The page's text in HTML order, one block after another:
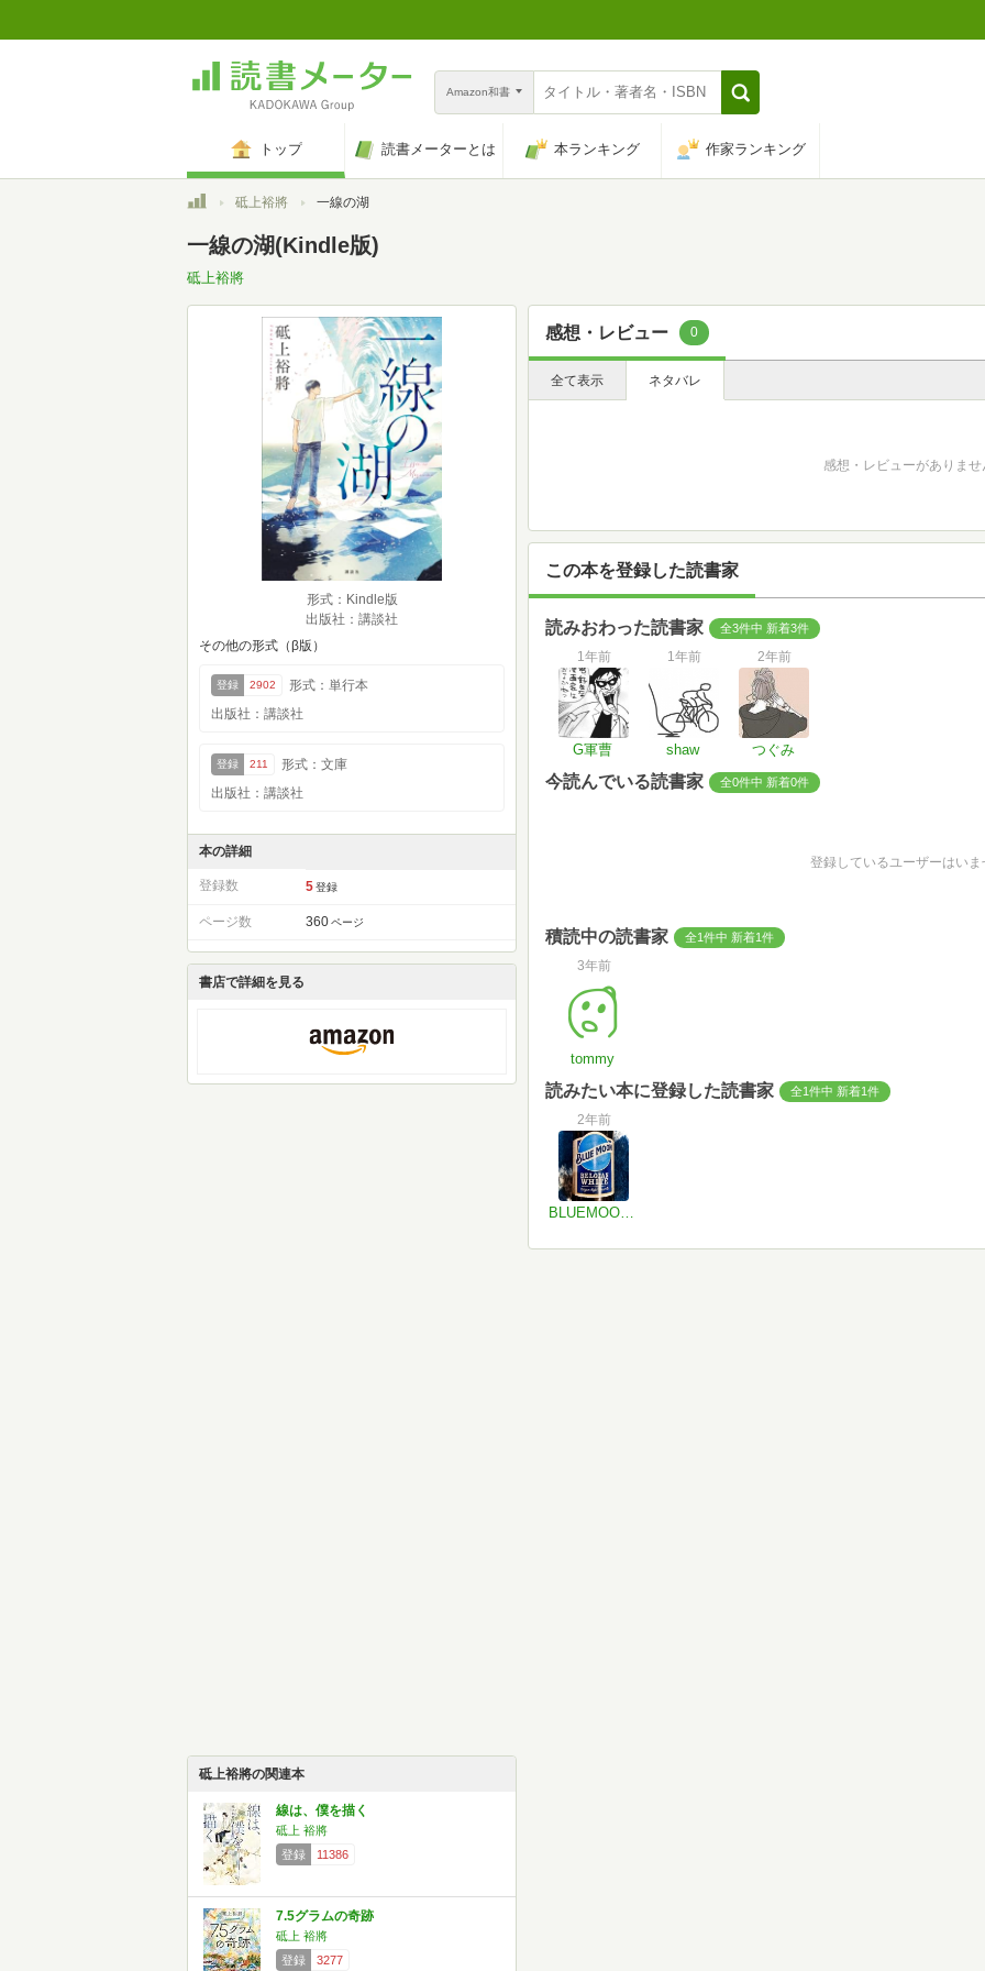
Amazon和書
トップ 読書メーターとは 本ランキング 作家ランキング
トップ砥上裕將 一線の湖
一線の湖(Kindle版)
砥上裕將
形式：Kindle版
出版社：講談社
その他の形式（β版）
登録 2902
形式：単行本
出版社：講談社
登録 211
形式：文庫
出版社：講談社
本の詳細
登録数 5 登録
ページ数 360 ページ
書店で詳細を見る
砥上裕將の関連本
線は、僕を描く
砥上 裕將
登録
11386
7.5グラムの奇跡
砥上 裕將
登録
3277
感想・レビュー 0
全て表示 ネタバレ
感想・レビューがありませ
この本を登録した読書家
読みおわった読書家 全3件中 新着3件
1年前
G軍曹
1年前
shaw
2年前
つぐみ
今読んでいる読書家 全0件中 新着0件
登録しているユーザーはいま
積読中の読書家 全1件中 新着1件
3年前
tommy
読みたい本に登録した読書家 全1件中 新着1件
2年前
BLUEMOON una Monstrum